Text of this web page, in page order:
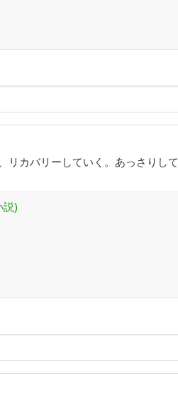
リカバリーしていく。あっさりして
説)